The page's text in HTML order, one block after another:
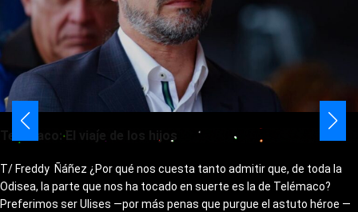
Telémaco: El viaje de los hijos
T/ Freddy Ñáñez ¿Por qué nos cuesta tanto admitir que, de toda la
Odisea, la parte que nos ha tocado en suerte es la de Telémaco?
Preferimos ser Ulises —por más penas que purgue el astuto héroe —